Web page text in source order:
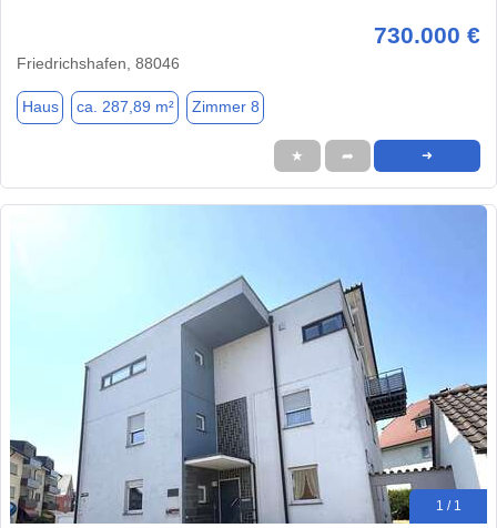
730.000 €
Friedrichshafen, 88046
Haus ca. 287,89 m² Zimmer 8
★ ➦ ➜
1 / 1